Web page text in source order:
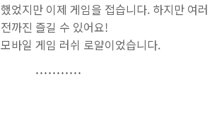
었지만 이제 게임을 접습니다. 하지만 여러
까진 즐길 수 있어요!
바일 게임 러쉬 로얄이었습니다.